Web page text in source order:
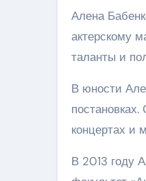
Алена
актерскому
таланты и
В юности
концертах и
В 2013 году